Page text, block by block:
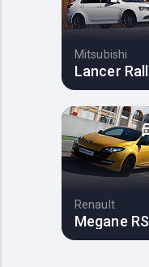
Mitsubishi
Renault
Megane RS